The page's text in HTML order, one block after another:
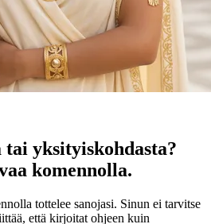
yksityiskohdasta?
komennolla.
tottelee sanojasi. Sinun ei tarvitse
että kirjoitat ohjeen kuin